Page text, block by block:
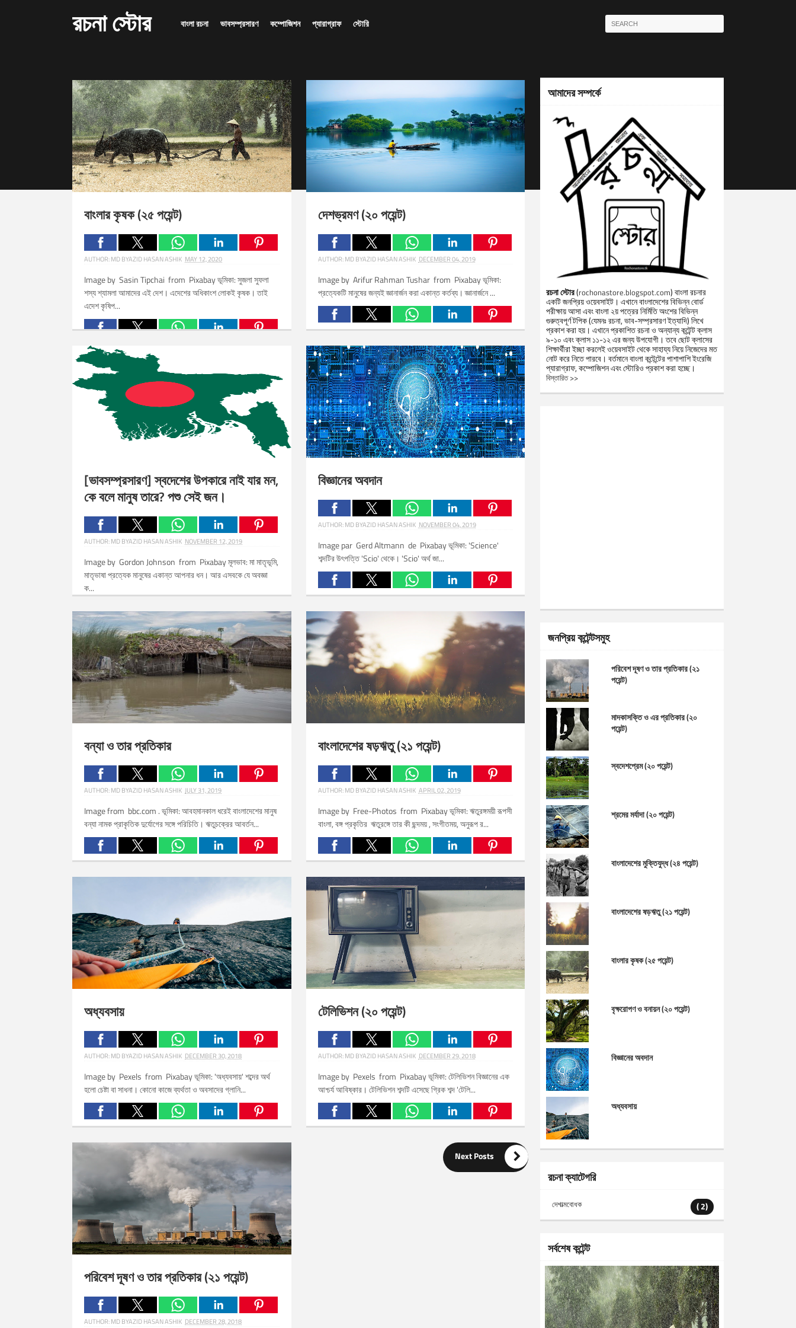
রচনা স্টোর বাংলা রচনা ভাবসম্প্রসারণ কম্পোজিশন প্যারাগ্রাফ স্টোরি
বাংলার কৃষক (২৫ পয়েন্ট)
AUTHOR:MD BYAZID HASAN ASHIK MAY 12, 2020
Image by Sasin Tipchai from Pixabay ভূমিকা: সুজলা সুফলা
শস্য শ্যামলা আমাদের এই দেশ। এদেশের অধিকাংশ লোকই কৃষক। তাই
এদেশ কৃষিপ...
Related Posts:
দেশভ্রমণ (২০ পয়েন্ট)
AUTHOR:MD BYAZID HASAN ASHIK DECEMBER 04, 2019
Image by Arifur Rahman Tushar from Pixabay ভূমিকা:
প্রত্যেকটি মানুষের জন্যই জ্ঞানার্জন করা একান্ত কর্তব্য। জ্ঞানার্জনে ...
Related Posts:
[ভাবসম্প্রসারণ] স্বদেশের উপকারে নাই যার মন,
কে বলে মানুষ তারে? পশু সেই জন।
AUTHOR:MD BYAZID HASAN ASHIK NOVEMBER 12, 2019
Image by Gordon Johnson from Pixabay মূলভাব: মা মাতৃভূমি,
মাতৃভাষা প্রত্যেক মানুষের একান্ত আপনার ধন। আর এসবকে যে অবজ্ঞা
ক...
Related Posts:
বিজ্ঞানের অবদান
AUTHOR:MD BYAZID HASAN ASHIK NOVEMBER 04, 2019
Image par Gerd Altmann de Pixabay ভূমিকা: 'Science'
শব্দটির উৎপত্তি 'Scio' থেকে। 'Scio' অর্থ জা...
Related Posts:
বন্যা ও তার প্রতিকার
AUTHOR:MD BYAZID HASAN ASHIK JULY 31, 2019
Image from bbc.com . ভূমিকা: আবহমানকাল ধরেই বাংলাদেশের মানুষ
বন্যা নামক প্রাকৃতিক দুর্যোগের সঙ্গে পরিচিতি। ঋতুচক্রের আবর্তন...
Related Posts:
বাংলাদেশের ষড়ঋতু (২১ পয়েন্ট)
AUTHOR:MD BYAZID HASAN ASHIK APRIL 02, 2019
Image by Free-Photos from Pixabay ভূমিকা: ঋতুরঙ্গময়ী রূপসী
বাংলা, বঙ্গ প্রকৃতির ঋতুরঙ্গে তার কী ছন্দময় , সংগীতময়, অনুরূপ র...
Related Posts:
অধ্যবসায়
AUTHOR:MD BYAZID HASAN ASHIK DECEMBER 30, 2018
Image by Pexels from Pixabay ভূমিকা: 'অধ্যবসায়' শব্দের অর্থ
হলো চেষ্টা বা সাধনা। কোনো কাজে ব্যর্থতা ও অবসাদের গ্লানি...
Related Posts:
টেলিভিশন (২০ পয়েন্ট)
AUTHOR:MD BYAZID HASAN ASHIK DECEMBER 29, 2018
Image by Pexels from Pixabay ভূমিকা: টেলিভিশন বিজ্ঞানের এক
আশ্চর্য আবিষ্কার। টেলিভিশন শব্দটি এসেছে গ্রিক শব্দ 'টেলি...
পরিবেশ দূষণ ও তার প্রতিকার (২১ পয়েন্ট)
AUTHOR:MD BYAZID HASAN ASHIK DECEMBER 28, 2018
Next Posts 
আমাদের সম্পর্কে
রচনা স্টোর(rochonastore.blogspot.com) বাংলা রচনার
একটি জনপ্রিয় ওয়েবসাইট। এখানে বাংলাদেশের বিভিন্ন বোর্ড
পরীক্ষায় আসা এবং বাংলা ২য় পত্রের নির্মিতি অংশের বিভিন্ন
গুরুত্বপূর্ণ টপিক (যেমনঃ রচনা, ভাব-সম্প্রসারণ ইত্যাদি) লিখে
প্রকাশ করা হয়। এখানে প্রকাশিত রচনা ও অন্যান্য কন্টেন্ট ক্লাস
৯-১০ এবং ক্লাস ১১-১২ এর জন্য উপযোগী। তবে ছোট ক্লাসের
শিক্ষার্থীরা ইচ্ছা করলেই ওয়েবসাইট থেকে সাহায্য নিয়ে নিজেদের মত
নোট করে নিতে পারবে। বর্তমানে বাংলা কন্টেন্টের পাশাপাশি ইংরেজি
প্যারাগ্রাফ, কম্পোজিশন এবং স্টোরিও প্রকাশ করা হচ্ছে।
বিস্তারিত >>
জনপ্রিয় কন্টেন্টসমুহ
পরিবেশ দূষণ ও তার প্রতিকার (২১
পয়েন্ট)
মাদকাসক্তি ও এর প্রতিকার (২০
পয়েন্ট)
স্বদেশপ্রেম (২০ পয়েন্ট)
শ্রমের মর্যাদা (২০ পয়েন্ট)
বাংলাদেশের মুক্তিযুদ্ধ (২৪ পয়েন্ট)
বাংলাদেশের ষড়ঋতু (২১ পয়েন্ট)
বাংলার কৃষক (২৫ পয়েন্ট)
বৃক্ষরোপণ ও বনায়ন (২০ পয়েন্ট)
বিজ্ঞানের অবদান
অধ্যবসায়
রচনা ক্যাটেগরি
দেশাত্মবোধক ( 2)
সর্বশেষ কন্টেন্ট